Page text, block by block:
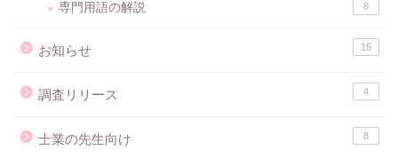
専門用語の解説 8
お知らせ 15
調査リリース 4
士業の先生向け 8